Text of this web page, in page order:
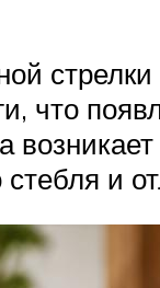
что
стебля и